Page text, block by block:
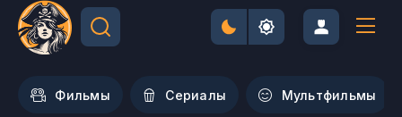
Фильмы Сериалы Мультфильмы